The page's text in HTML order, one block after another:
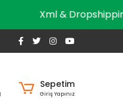
Xml &
Sepetim
Giriş Yapınız